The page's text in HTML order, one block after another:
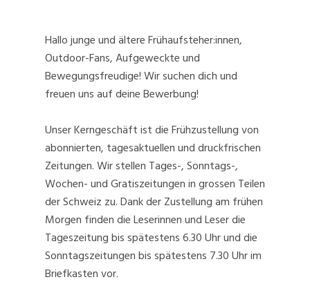
Hallo junge und ältere Frühaufsteher:innen,
Outdoor-Fans, Aufgeweckte und
Bewegungsfreudige! Wir suchen dich und
freuen uns auf deine Bewerbung!
Unser Kerngeschäft ist die Frühzustellung von
abonnierten, tagesaktuellen und druckfrischen
Zeitungen. Wir stellen Tages-, Sonntags-,
Wochen- und Gratiszeitungen in grossen Teilen
der Schweiz zu. Dank der Zustellung am frühen
Morgen finden die Leserinnen und Leser die
Tageszeitung bis spätestens 6.30 Uhr und die
Sonntagszeitungen bis spätestens 7.30 Uhr im
Briefkasten vor.